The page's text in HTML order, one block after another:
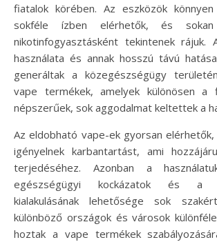
fiatalok körében. Az eszközök
sokféle ízben elérhetők, és
nikotinfogyasztásként tekintenek rájuk.
használata és annak hosszú távú
generáltak a közegészségügy
vape termékek, amelyek különösen a
népszerűek, sok aggodalmat keltettek a
Az eldobható vape-ek gyorsan
igényelnek karbantartást, ami
terjedéséhez. Azonban a
egészségügyi kockázatok és a
kialakulásának lehetősége sok
különböző országok és városok
hoztak a vape termékek